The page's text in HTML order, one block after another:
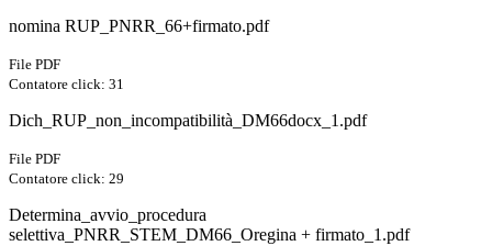
nomina RUP_PNRR_66+firmato.pdf
File PDF
Contatore click: 31
Dich_RUP_non_incompatibilità_DM66docx_1.pdf
File PDF
Contatore click: 29
Determina_avvio_procedura
selettiva_PNRR_STEM_DM66_Oregina + firmato_1.pdf